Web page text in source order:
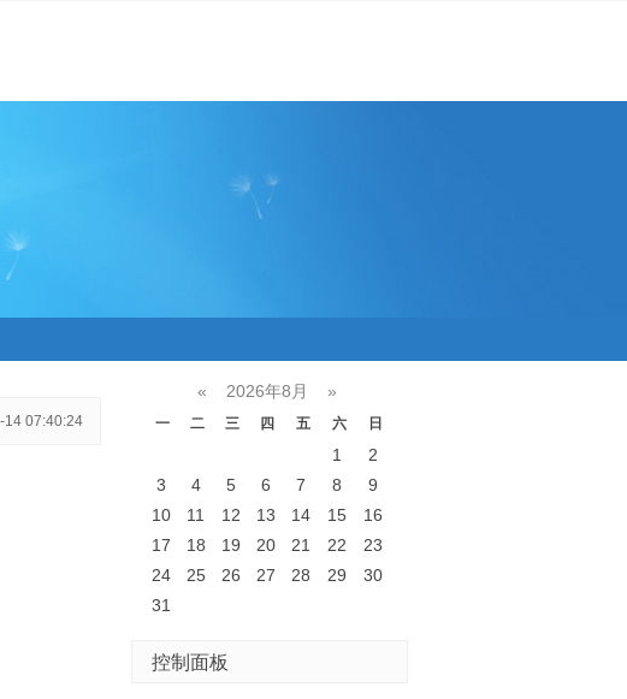
14 07:40:24
« 2026年8月 »
一 二 三 四 五 六 日
1
2
3
4 5 6 7 8
9
10
11 12 13 14 15
16
17
18 19 20 21 22
23
24
25 26 27 28 29
30
31
控制面板